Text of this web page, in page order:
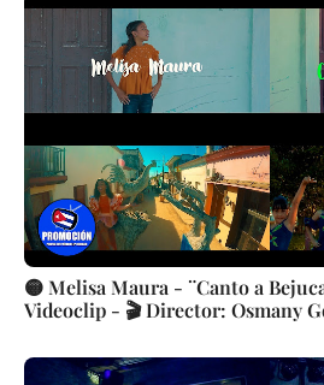
🟡 Melisa Maura - ¨Canto a
Videoclip - 🎬 Director: Osmany